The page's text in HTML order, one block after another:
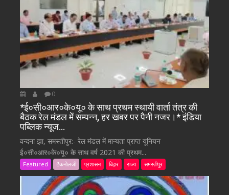
0
*ई०सी०आर०के०यू० के साथ प्रथम स्थायी वार्ता तंत्र की
बैठक रेल मंडल में सम्पन्न, हर खबर पर पैनी नजर।* इंडिया
पब्लिक न्यूज…
वन्दना झा, समस्तीपुर:- रेल मंडल में मान्यता प्राप्त यूनियन
ई०सी०आर०के०यू० के साथ वर्ष 2021 की प्रथम...
Featured टैकनोलजी प्रशासन बिहार राज्य समस्तीपुर